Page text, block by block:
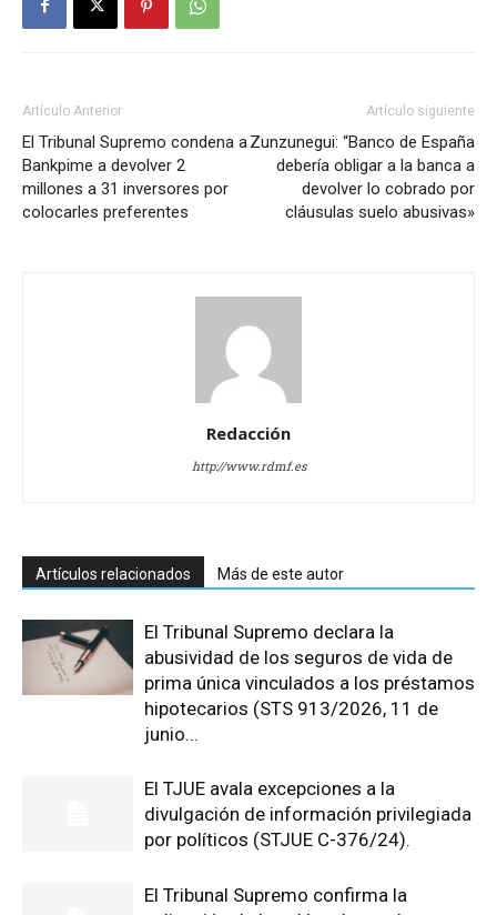
Artículo Anterior
El Tribunal Supremo condena a
Bankpime a devolver 2
millones a 31 inversores por
colocarles preferentes
Artículo siguiente
Zunzunegui: “Banco de España
debería obligar a la banca a
devolver lo cobrado por
cláusulas suelo abusivas»
Redacción
http://www.rdmf.es
Artículos relacionados Más de este autor
El Tribunal Supremo declara la
abusividad de los seguros de vida de
prima única vinculados a los préstamos
hipotecarios (STS 913/2026, 11 de
junio...
El TJUE avala excepciones a la
divulgación de información privilegiada
por políticos (STJUE C-376/24).
El Tribunal Supremo confirma la